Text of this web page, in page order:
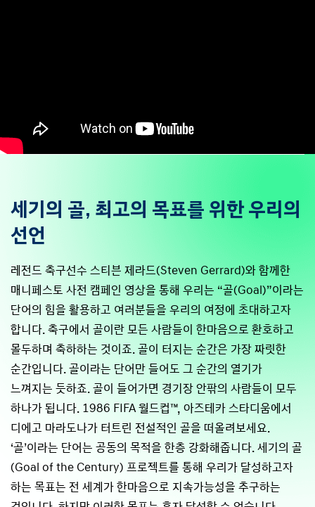
세기의 골, 최고의 목표를 위한 우리의
선언
레전드 축구선수 스티븐 제라드(Steven Gerrard)와 함께한
매니페스토 사전 캠페인 영상을 통해 우리는 “골(Goal)”이라는
단어의 힘을 활용하고 여러분들을 우리의 여정에 초대하고자
합니다. 축구에서 골이란 모든 사람들이 한마음으로 환호하고
몰두하며 축하하는 것이죠. 골이 터지는 순간은 가장 짜릿한
순간입니다. 골이라는 단어만 들어도 그 순간의 열기가
느껴지는 듯하죠. 골이 들어가면 경기장 안팎의 사람들이 모두
하나가 됩니다. 1986 FIFA 월드컵™, 아즈테카 스타디움에서
디에고 마라도나가 터트린 전설적인 골을 떠올려보세요.
‘골’이라는 단어는 공동의 목적을 한층 강화해줍니다. 세기의 골
(Goal of the Century) 프로젝트를 통해 우리가 달성하고자
하는 목표는 전 세계가 한마음으로 지속가능성을 추구하는